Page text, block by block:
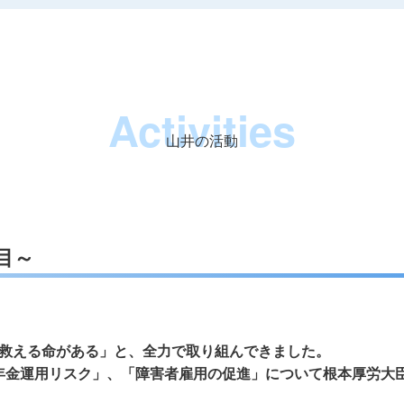
Activities
山井の活動
～
る命がある」と、全力で取り組んできました。
運用リスク」、「障害者雇用の促進」について根本厚労大